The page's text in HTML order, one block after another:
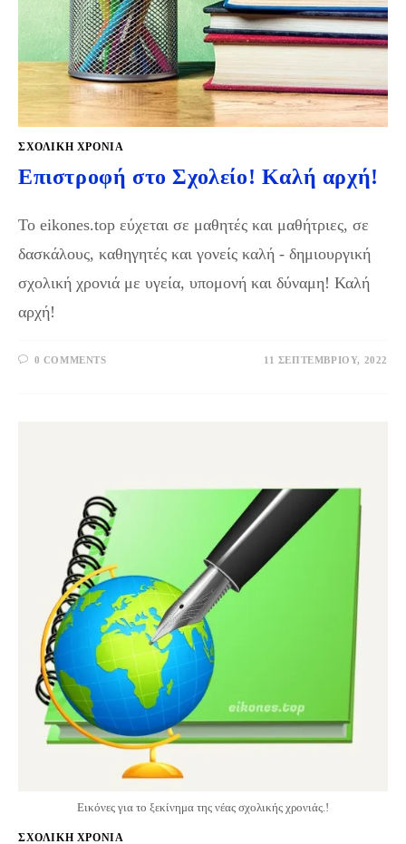
ΣΧΟΛΙΚΉ ΧΡΟΝΙΆ
Επιστροφή στο Σχολείο! Καλή αρχή!
Το eikones.top εύχεται σε μαθητές και μαθήτριες, σε
δασκάλους, καθηγητές και γονείς καλή - δημιουργική
σχολική χρονιά με υγεία, υπομονή και δύναμη! Καλή
αρχή!
0 COMMENTS 11 ΣΕΠΤΕΜΒΡΊΟΥ, 2022
Εικόνες για το ξεκίνημα της νέας σχολικής χρονιάς.!
ΣΧΟΛΙΚΉ ΧΡΟΝΙΆ